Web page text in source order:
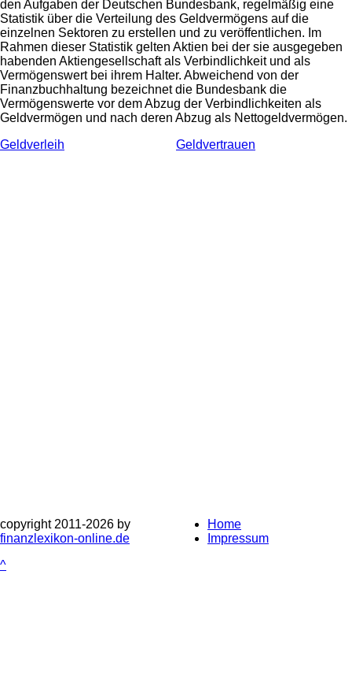
den Aufgaben der Deutschen Bundesbank, regelmäßig eine
Statistik über die Verteilung des Geldvermögens auf die
einzelnen Sektoren zu erstellen und zu veröffentlichen. Im
Rahmen dieser Statistik gelten Aktien bei der sie ausgegeben
habenden Aktiengesellschaft als Verbindlichkeit und als
Vermögenswert bei ihrem Halter. Abweichend von der
Finanzbuchhaltung bezeichnet die Bundesbank die
Vermögenswerte vor dem Abzug der Verbindlichkeiten als
Geldvermögen und nach deren Abzug als Nettogeldvermögen.
Geldverleih
Geldvertrauen
copyright 2011-2026 by
finanzlexikon-online.de
Home
Impressum
^